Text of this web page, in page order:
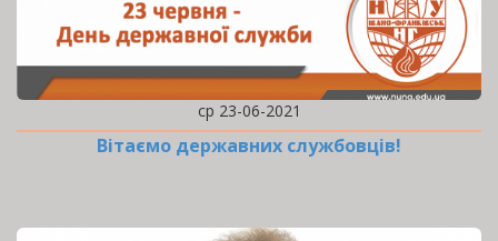
ср 23-06-2021
Вітаємо державних службовців!